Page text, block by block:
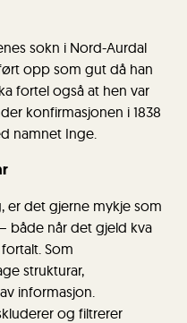
sokn i Nord-Aurdal
opp som gut då han
fortel også at hen var
konfirmasjonen i 1838
namnet Inge.
er det gjerne mykje som
både når det gjeld kva
Som
strukturar,
informasjon.
og filtrerer